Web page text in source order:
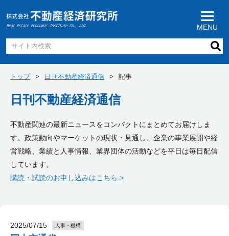
MENU
トップ 日刊不動産経済通信 記事
日刊不動産経済通信
不動産関連の最新ニュースをコンパクトにまとめてお届けしま
す。政策動向やマーケットの現状・見通し、企業の事業展開や経
営戦略、業績と人事情報、業界団体の活動などを平日は毎日配信
しています。
購読・試読のお申し込みはこちら >
2025/07/15 人事・機構